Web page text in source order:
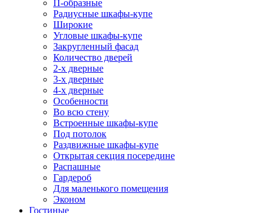
П-образные
Радиусные шкафы-купе
Широкие
Угловые шкафы-купе
Закругленный фасад
Количество дверей
2-х дверные
3-х дверные
4-х дверные
Особенности
Во всю стену
Встроенные шкафы-купе
Под потолок
Раздвижные шкафы-купе
Открытая секция посередине
Распашные
Гардероб
Для маленького помещения
Эконом
Гостиные